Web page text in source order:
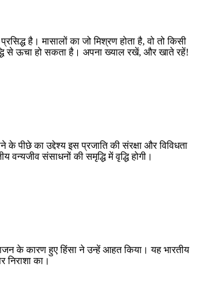
है। मासालों का जो मिश्रण होता है, वो तो किसी
से ऊचा हो सकता है। अपना ख्याल रखें, और खाते रहें!
पीछे का उद्देश्य इस प्रजाति की संरक्षा और विविधता
संसाधनों की समृद्धि में वृद्धि होगी।
के कारण हुए हिंसा ने उन्हें आहत किया। यह भारतीय
का।